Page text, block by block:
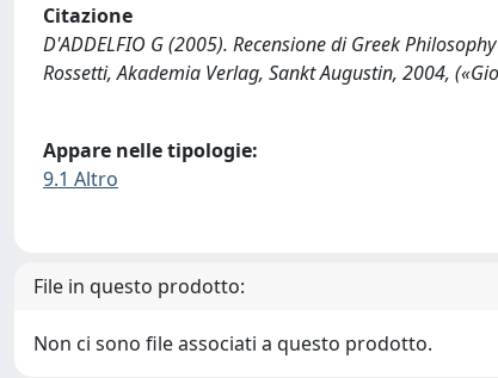
Citazione
D'ADDELFIO G (2005). Recensione di Greek
Rossetti, Akademia Verlag, Sankt Augustin, 2004,
Appare nelle tipologie:
9.1 Altro
File in questo prodotto:
Non ci sono file associati a questo prodotto.